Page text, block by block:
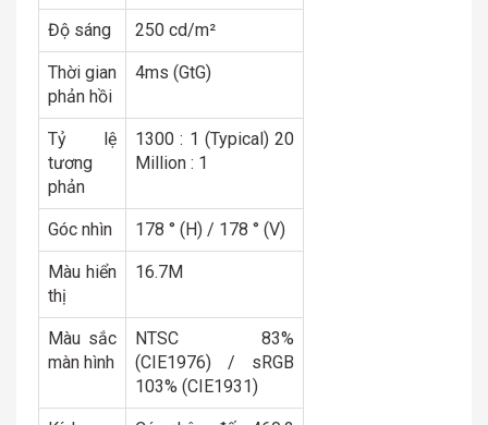
Độ sáng 250 cd/m²
Thời gian
phản hồi
4ms (GtG)
Tỷ lệ
tương
phản
1300 : 1 (Typical) 20
Million : 1
Góc nhìn 178 ° (H) / 178 ° (V)
Màu hiển
thị
16.7M
Màu sắc
màn hình
NTSC 83%
(CIE1976) / sRGB
103% (CIE1931)